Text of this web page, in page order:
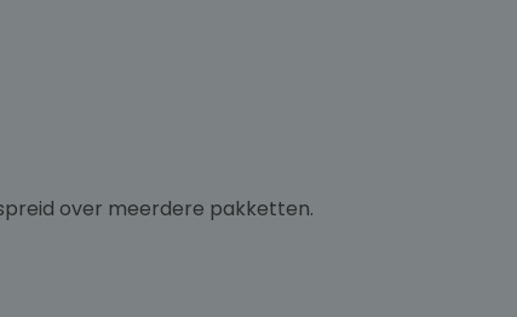
over meerdere pakketten.